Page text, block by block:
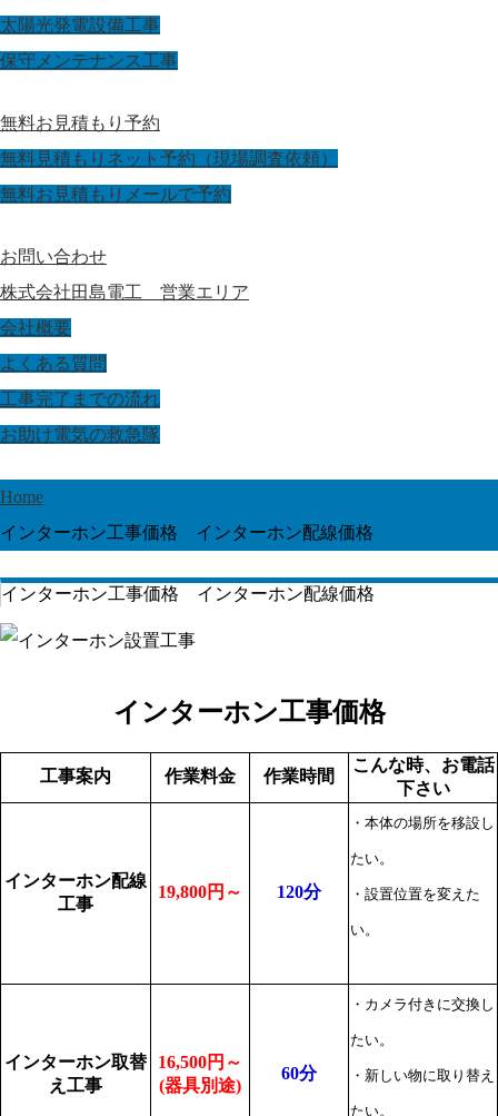
太陽光発電設備工事
保守メンテナンス工事
無料お見積もり予約
無料見積もりネット予約（現場調査依頼）
無料お見積もりメールで予約
お問い合わせ
株式会社田島電工 営業エリア
会社概要
よくある質問
工事完了までの流れ
お助け電気の救急隊
Home
インターホン工事価格 インターホン配線価格
インターホン工事価格 インターホン配線価格
インターホン工事価格
工事案内 作業料金 作業時間
こんな時、お電話
下さい
インターホン配線
工事
19,800円～ 120分
・本体の場所を移設し
たい。
・設置位置を変えた
い。
インターホン取替
え工事
16,500円～
(器具別途)
60分
・カメラ付きに交換し
たい。
・新しい物に取り替え
たい。